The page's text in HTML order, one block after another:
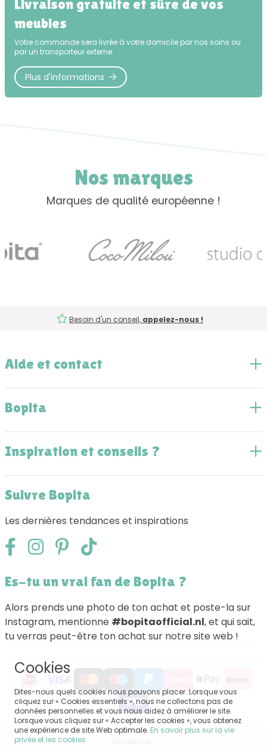
Livraison gratuite et sûre de vos
meubles
Votre commande sera livrée à votre domicile par nos soins ou
par un transporteur externe.
Plus d'informations
Nos marques
Marques de qualité européenne !
Besoin d'un conseil, appelez-nous !
Aide et contact
Bopita
Inspiration et conseils ?
Suivre Bopita
Les dernières tendances et inspirations
Es-tu un vrai fan de Bopita ?
Alors prends une photo de ton achat et poste-la sur
Instagram, mentionne #bopitaofficial.nl, et qui sait,
tu verras peut-être ton achat sur notre site web !
Sitemap
Cookies
Dites-nous quels cookies nous pouvons placer. Lorsque vous
cliquez sur « Cookies essentiels », nous ne collectons pas de
données personnelles et vous nous aidez à améliorer le site.
Lorsque vous cliquez sur « Accepter les cookies », vous obtenez
une expérience de site Web optimale. En savoir plus sur la vie
privée et les cookies.